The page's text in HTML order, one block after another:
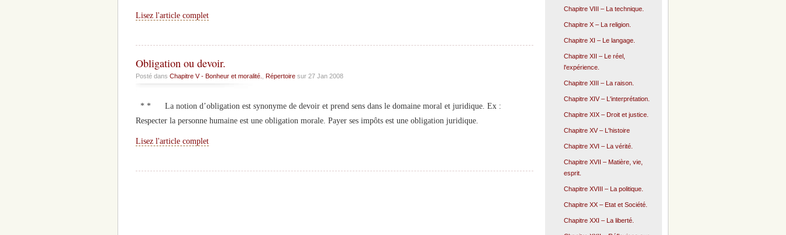
Lisez l'article complet
Obligation ou devoir.
Posté dans Chapitre V - Bonheur et moralité. Répertoire sur 27 Jan 2008
* * La notion d’obligation est synonyme de devoir et prend sens dans le domaine moral et juridique. Ex :
Respecter la personne humaine est une obligation morale. Payer ses impôts est une obligation juridique.
Lisez l'article complet
Chapitre VIII – La technique.
Chapitre X – La religion.
Chapitre XI – Le langage.
Chapitre XII – Le réel,
l'expérience.
Chapitre XIII – La raison.
Chapitre XIV – L'interprétation.
Chapitre XIX – Droit et justice.
Chapitre XV – L'histoire
Chapitre XVI – La vérité.
Chapitre XVII – Matière, vie,
esprit.
Chapitre XVIII – La politique.
Chapitre XX – Etat et Société.
Chapitre XXI – La liberté.